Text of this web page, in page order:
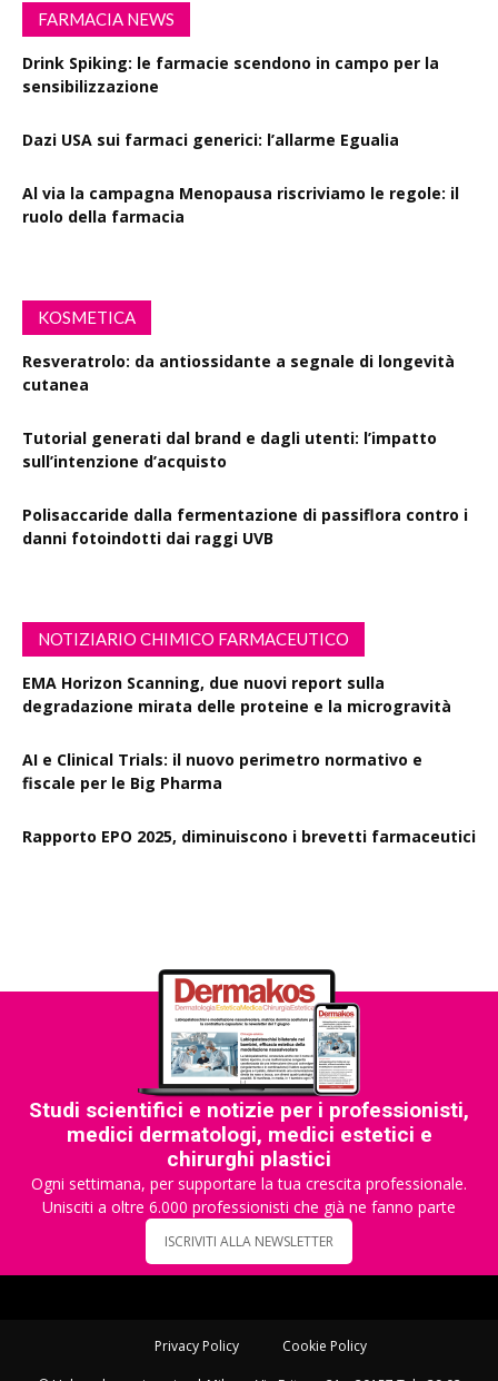
FARMACIA NEWS
Drink Spiking: le farmacie scendono in campo per la
sensibilizzazione
Dazi USA sui farmaci generici: l’allarme Egualia
Al via la campagna Menopausa riscriviamo le regole: il
ruolo della farmacia
KOSMETICA
Resveratrolo: da antiossidante a segnale di longevità
cutanea
Tutorial generati dal brand e dagli utenti: l’impatto
sull’intenzione d’acquisto
Polisaccaride dalla fermentazione di passiflora contro i
danni fotoindotti dai raggi UVB
NOTIZIARIO CHIMICO FARMACEUTICO
EMA Horizon Scanning, due nuovi report sulla
degradazione mirata delle proteine e la microgravità
AI e Clinical Trials: il nuovo perimetro normativo e
fiscale per le Big Pharma
Rapporto EPO 2025, diminuiscono i brevetti farmaceutici
Studi scientifici e notizie per i professionisti,
medici dermatologi, medici estetici e
chirurghi plastici
Ogni settimana, per supportare la tua crescita professionale.
Unisciti a oltre 6.000 professionisti che già ne fanno parte
ISCRIVITI ALLA NEWSLETTER
Privacy Policy Cookie Policy